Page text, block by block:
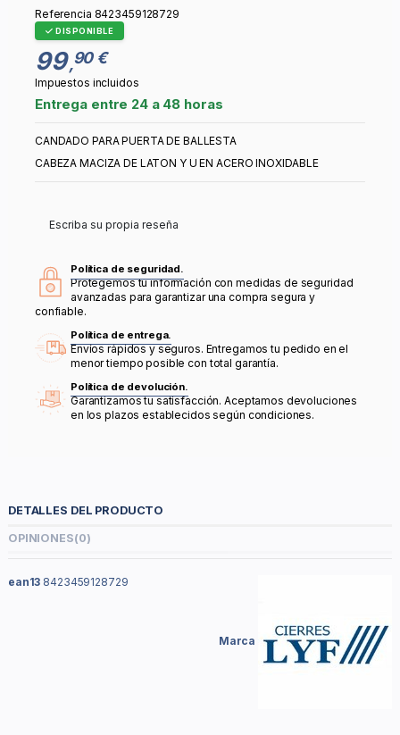
Referencia 8423459128729
DISPONIBLE
99,90 €
Impuestos incluidos
Entrega entre 24 a 48 horas
CANDADO PARA PUERTA DE BALLESTA
CABEZA MACIZA DE LATON Y U EN ACERO INOXIDABLE
Escriba su propia reseña
Política de seguridad.
Protegemos tu información con medidas de seguridad
avanzadas para garantizar una compra segura y
confiable.
Política de entrega.
Envíos rápidos y seguros. Entregamos tu pedido en el
menor tiempo posible con total garantía.
Política de devolución.
Garantizamos tu satisfacción. Aceptamos devoluciones
en los plazos establecidos según condiciones.
DETALLES DEL PRODUCTO
OPINIONES(0)
Marca
ean13 8423459128729